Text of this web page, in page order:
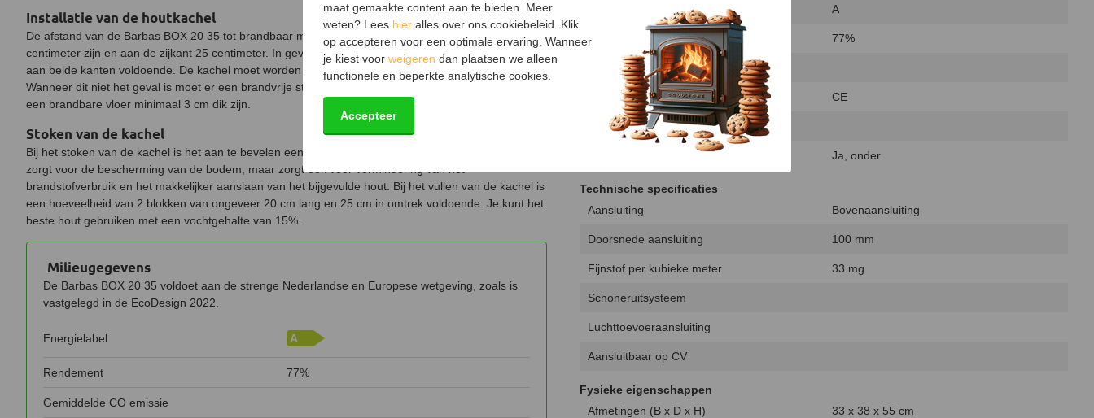
Installatie van de houtkachel
De afstand van de Barbas BOX 20 35 tot brandbaar materiaal moet aan de achterkant minimaal 20
centimeter zijn en aan de zijkant 25 centimeter. In geval van een onbrandbare muur is 5 centimeter
aan beide kanten voldoende. De kachel moet worden geïnstalleerd op een onbrandbare vloer.
Wanneer dit niet het geval is moet er een brandvrije stookplaat aangebracht worden, deze moet bij
een brandbare vloer minimaal 3 cm dik zijn.
Stoken van de kachel
Bij het stoken van de kachel is het aan te bevelen een aslaag van 2 à 3 centimeter te behouden. Dit
zorgt voor de bescherming van de bodem, maar zorgt ook voor vermindering van het
brandstofverbruik en het makkelijker aanslaan van het bijgevulde hout. Bij het vullen van de kachel is
een hoeveelheid van 2 blokken van ongeveer 20 cm lang en 25 cm in omtrek voldoende. Je kunt het
beste hout gebruiken met een vochtgehalte van 15%.
Milieugegevens
De Barbas BOX 20 35 voldoet aan de strenge Nederlandse en Europese wetgeving, zoals is
vastgelegd in de EcoDesign 2022.
Energielabel A
Rendement 77%
Gemiddelde CO emissie
A
Rendement 77%
Draaibaar
Keurmerk CE
Hout opbergruimte
Ja, onder
Technische specificaties
Aansluiting
Bovenaansluiting
Doorsnede aansluiting 100 mm
Fijnstof per kubieke meter 33 mg
Schoneruitsysteem
Luchttoevoeraansluiting
Aansluitbaar op CV
Fysieke eigenschappen
Afmetingen (B x D x H)
33 x 38 x 55 cm
maat gemaakte content aan te bieden. Meer
weten? Lees hier alles over ons cookiebeleid. Klik
op accepteren voor een optimale ervaring. Wanneer
je kiest voor weigeren dan plaatsen we alleen
functionele en beperkte analytische cookies.
Accepteer